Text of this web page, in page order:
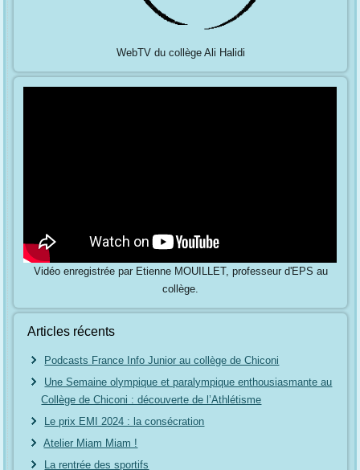
WebTV du collège Ali Halidi
Vidéo enregistrée par Etienne MOUILLET, professeur d'EPS au
collège.
Articles récents
Podcasts France Info Junior au collège de Chiconi
Une Semaine olympique et paralympique enthousiasmante au
Collège de Chiconi : découverte de l’Athlétisme
Le prix EMI 2024 : la consécration
Atelier Miam Miam !
La rentrée des sportifs